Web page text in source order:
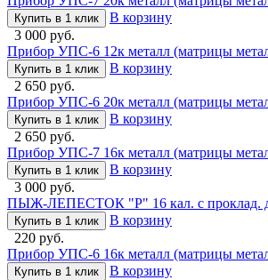
Купить в 1 клик
В корзину
3 000 руб.
Прибор УПС-6 12к металл (матрицы
Купить в 1 клик
В корзину
2 650 руб.
Прибор УПС-6 20к металл (матрицы
Купить в 1 клик
В корзину
2 650 руб.
Прибор УПС-7 16к металл (матрицы
Купить в 1 клик
В корзину
3 000 руб.
ПЫЖ-ЛЕПЕСТОК "Р" 16 кал. с проклад.
Купить в 1 клик
В корзину
220 руб.
Прибор УПС-6 16к металл (матрицы
Купить в 1 клик
В корзину